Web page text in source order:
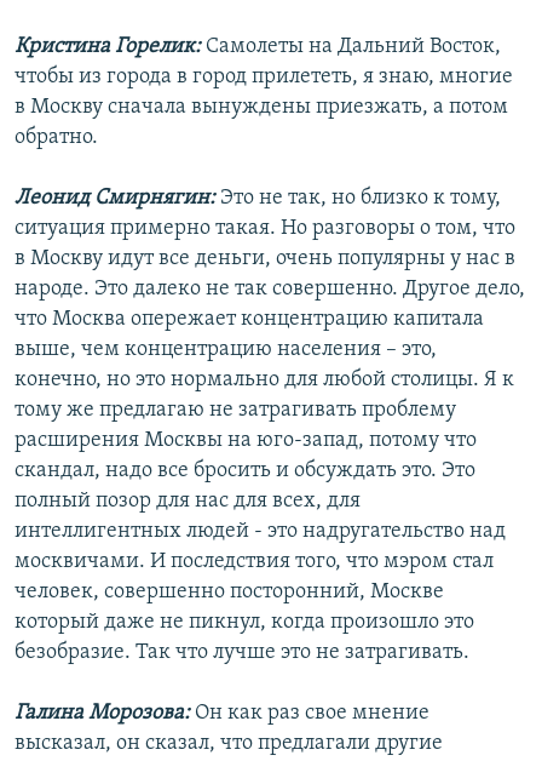
Кристина Горелик:Самолеты на Дальний Восток,
чтобы из города в город прилететь, я знаю, многие
в Москву сначала вынуждены приезжать, а потом
обратно.
Леонид Смирнягин:Это не так, но близко к тому,
ситуация примерно такая. Но разговоры о том, что
в Москву идут все деньги, очень популярны у нас в
народе. Это далеко не так совершенно. Другое дело,
что Москва опережает концентрацию капитала
выше, чем концентрацию населения – это,
конечно, но это нормально для любой столицы. Я к
тому же предлагаю не затрагивать проблему
расширения Москвы на юго-запад, потому что
скандал, надо все бросить и обсуждать это. Это
полный позор для нас для всех, для
интеллигентных людей - это надругательство над
москвичами. И последствия того, что мэром стал
человек, совершенно посторонний, Москве
который даже не пикнул, когда произошло это
безобразие. Так что лучше это не затрагивать.
Галина Морозова:Он как раз свое мнение
высказал, он сказал, что предлагали другие